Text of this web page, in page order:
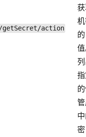
action
的
密